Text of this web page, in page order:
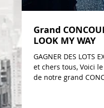
Grand
LOOK MY WAY
GAGNER DES LOTS
et chers tous, Voici
de notre grand